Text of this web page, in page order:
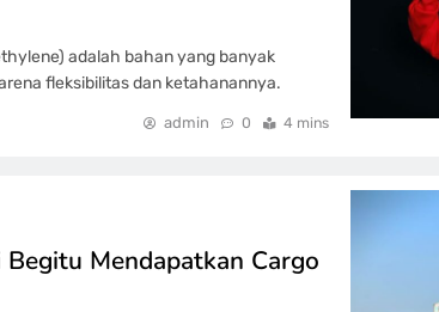
adalah bahan yang banyak
fleksibilitas dan ketahanannya.
admin 0 4 mins
Mendapatkan Cargo